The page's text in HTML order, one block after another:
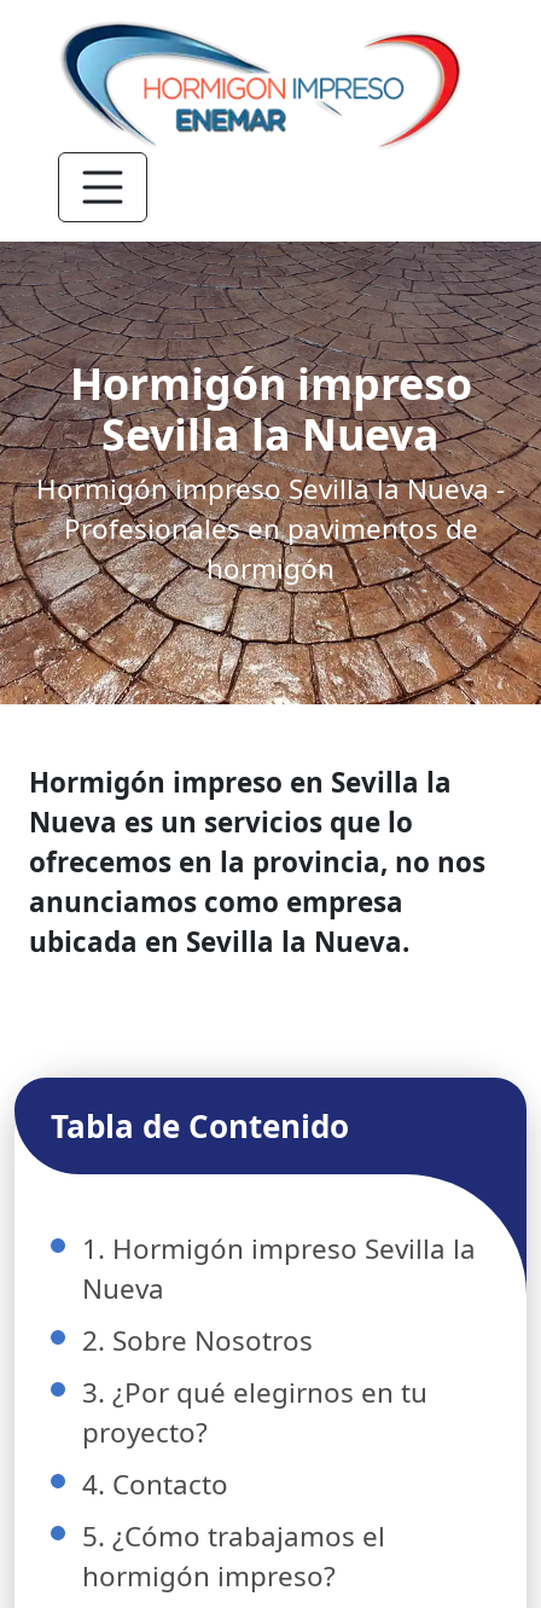
Hormigón impreso
Sevilla la Nueva
Hormigón impreso Sevilla la Nueva -
Profesionales en pavimentos de
hormigón
Hormigón impreso en Sevilla la
Nueva es un servicios que lo
ofrecemos en la provincia, no nos
anunciamos como empresa
ubicada en Sevilla la Nueva.
Tabla de Contenido
1. Hormigón impreso Sevilla la
Nueva
2. Sobre Nosotros
3. ¿Por qué elegirnos en tu
proyecto?
4. Contacto
5. ¿Cómo trabajamos el
hormigón impreso?